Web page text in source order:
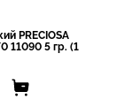
PRECIOSA
11090 5 гр. (1